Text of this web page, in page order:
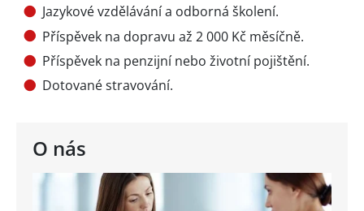
O nás
Jazykové vzdělávání a odborná školení.
Příspěvek na dopravu až 2 000 Kč měsíčně.
Příspěvek na penzijní nebo životní pojištění.
Dotované stravování.